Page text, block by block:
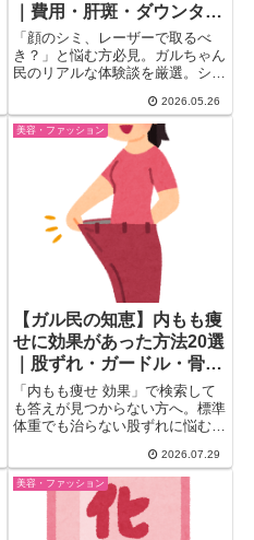
｜費用・肝斑・ダウンタイ
ムのリアル
「顔のシミ、レーザーで取るべ
き？」と悩む方必見。ガルちゃん
民のリアルな体験談を厳選。シミ
タイム・失敗例・肝斑との違い、
そしてハイドロキノンや内服での
代替ケアまで、アラフォー〜アラ
フィフ女性の本音を一気にチェッ
2026.05.26
美容・ファッション
【ガル民の知恵】内もも痩
せに効果があった方法20選
｜股ずれ・ガードル・骨格
別の本音
「内もも痩せ 効果」で検索して
も答えが見つからない方へ。標準
体重でも治らない股ずれに悩むガ
ストレッチ・ガードル対策のリア
ルな口コミ20選を厳選しまし
た。骨盤の歪みや骨格タイプ（ス
トレート・ウェーブ・ナチュラ
ル）による違いまで徹底解説しま
2026.07.29
美容・ファッション